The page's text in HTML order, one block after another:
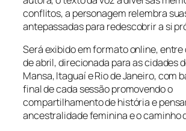
conflitos, a personagem relembra
antepassadas para redescobrir a si
Será exibido em formato online, entre
de abril, direcionada para as cidades
Mansa, Itaguaí e Rio de Janeiro, com
final de cada sessão promovendo o
compartilhamento de história e
ancestralidade feminina e o caminho